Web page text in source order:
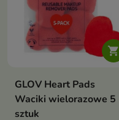

GLOV Heart Pads
Waciki wielorazowe 5
sztuk